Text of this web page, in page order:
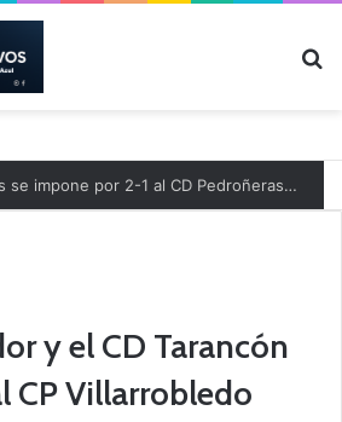
La UD Socuéllamos se impone por 2-1 al CD Pedroñeras en un partido benéfico a favor de Protección Civil
y el CD Tarancón
CP Villarrobledo